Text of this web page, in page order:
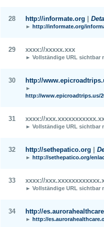
28 http://informate.org
► http://informate.org/
29 xxxx://xxxxx.xxx
► Vollständige URL sichtbar
30 http://
►
http://www.epicroadtrips.us/2003/
31 xxxx://
► Vollständige URL sichtbar
32 http://sethepatico.org
► http://sethepatico.org/
33 xxxx://
► Vollständige URL sichtbar
34 http://
► http://